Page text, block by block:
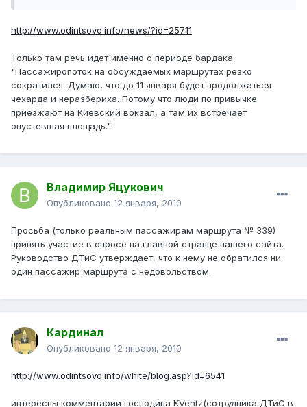
http://www.odintsovo.info/news/?id=25711
Только там речь идет именно о периоде бардака:
"Пассажиропоток на обсуждаемых маршрутах резко
сократился. Думаю, что до 11 января будет продолжаться
чехарда и неразбериха. Потому что люди по привычке
приезжают на Киевский вокзал, а там их встречает
опустевшая площадь."
Владимир Яцукович
Опубликовано 12 января, 2010
Просьба (только реальным пассажирам маршрута № 339)
принять участие в опросе на главной странце нашего сайта.
Руководство ДТиС утверждает, что к нему не обратился ни
один пассажир маршрута с недовольством.
Кардинал
Опубликовано 12 января, 2010
http://www.odintsovo.info/white/blog.asp?id=6541
интересны комментарии господина KVentz(сотрудника ДТиС в